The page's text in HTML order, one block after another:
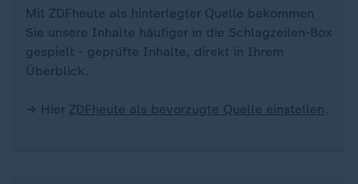
Mit ZDFheute als hinterlegter Quelle bekommen
Sie unsere Inhalte häufiger in die Schlagzeilen-Box
gespielt - geprüfte Inhalte, direkt in Ihrem
Überblick.
→ Hier ZDFheute als bevorzugte Quelle einstellen.